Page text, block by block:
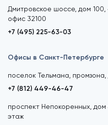
Дмитровское шоссе, дом
офис 32100
+7 (495) 225-63-03
Офисы в Санкт-Петербурге
поселок Тельмана,
+7 (812) 449-46-47
проспект Непокоренных,
этаж